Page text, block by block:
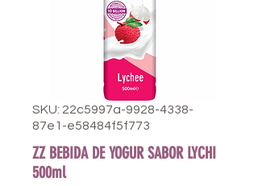
SKU: 22c5997a-9928-4338-
87e1-e58484f5f773
ZZ BEBIDA DE YOGUR SABOR LYCHI
500ml